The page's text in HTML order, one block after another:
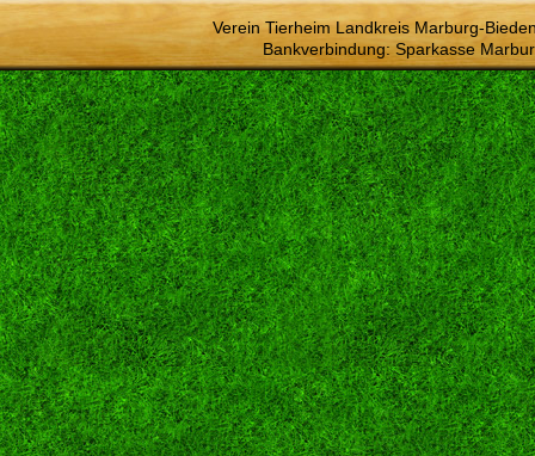
Verein Tierheim Landkreis Marburg-
Bankverbindung: Sparkasse